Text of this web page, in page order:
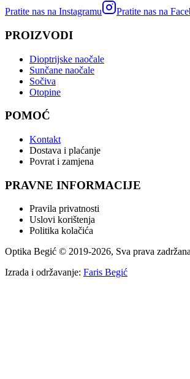
Pratite nas na Instagramu Pratite nas na
PROIZVODI
Dioptrijske naočale
Sunčane naočale
Sočiva
Otopine
POMOĆ
Kontakt
Dostava i plaćanje
Povrat i zamjena
PRAVNE INFORMACIJE
Pravila privatnosti
Uslovi korištenja
Politika kolačića
Optika Begić © 2019-2026, Sva prava
Izrada i održavanje: Faris Begić